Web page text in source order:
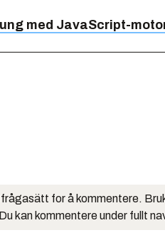
med JavaScript-
for å kommentere.
kan kommentere under fullt